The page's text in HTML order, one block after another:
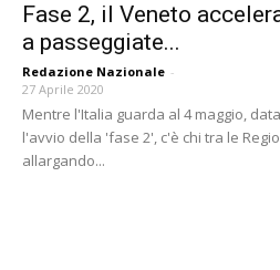
Fase 2, il Veneto
a passeggiate...
Redazione Nazionale -
27 Aprile 2020
Mentre l'Italia guarda al 4 maggio,
l'avvio della 'fase 2', c'è chi tra le
allargando...